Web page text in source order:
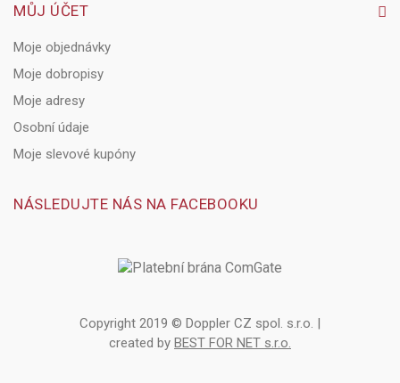
MŮJ ÚČET
Moje objednávky
Moje dobropisy
Moje adresy
Osobní údaje
Moje slevové kupóny
NÁSLEDUJTE NÁS NA FACEBOOKU
Copyright 2019 © Doppler CZ spol. s.r.o. |
created by BEST FOR NET s.r.o.